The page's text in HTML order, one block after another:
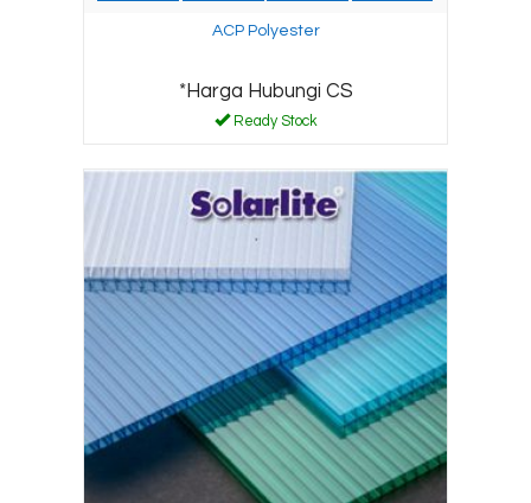
ACP Polyester
*Harga Hubungi CS
Ready Stock